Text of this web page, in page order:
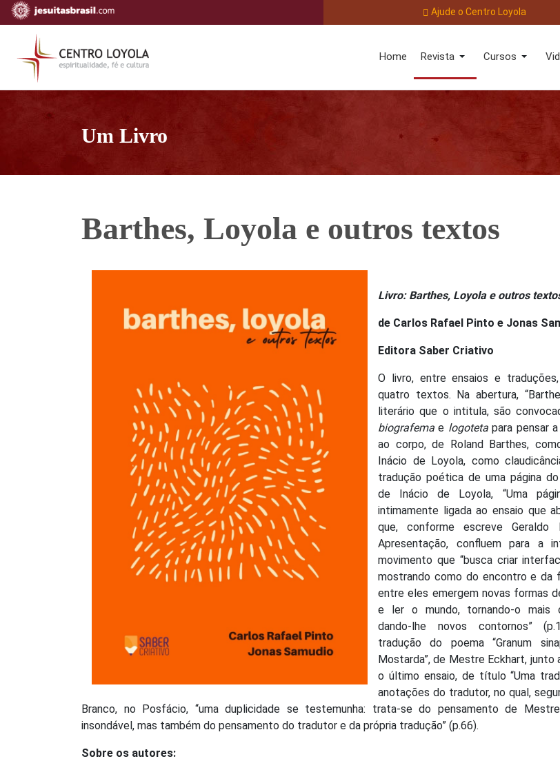
Ajude o Centro Loyola
Home Revista Cursos
Um Livro
Barthes, Loyola e outros textos
Livro: Barthes, Loyola e outros
de Carlos Rafael Pinto e Jonas
Editora Saber Criativo
O livro, entre ensaios e
quatro textos. Na abertura,
literário que o intitula, são
biografema e logotetapara pensar
ao corpo, de Roland Barthes,
Inácio de Loyola, como
tradução poética de uma página do
de Inácio de Loyola, “Uma
intimamente ligada ao ensaio que
que, conforme escreve
Apresentação, confluem para a
movimento que “busca criar
mostrando como do encontro e da
entre eles emergem novas formas
e ler o mundo, tornando-o mais
dando-lhe novos contornos”
tradução do poema “Granum
Mostarda”, de Mestre Eckhart, junto
o último ensaio, de título “Uma
anotações do tradutor, no qual,
Branco, no Posfácio, “uma duplicidade se testemunha: trata-se do pensamento de
insondável, mas também do pensamento do tradutor e da própria tradução” (p.66).
Sobre os autores: